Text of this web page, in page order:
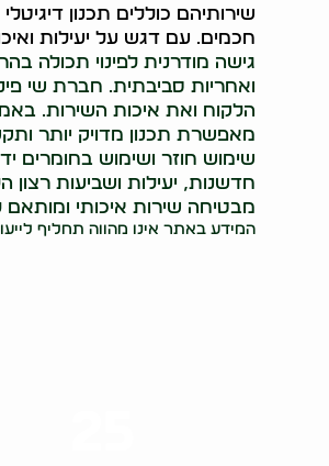
שירותיהם כוללים תכנון
חכמים. עם דגש על יעילות
גישה מודרנית לפינוי תכולה
ואחריות סביבתית. חברת שי
הלקוח ואת איכות השירות.
מאפשרת תכנון מדויק יותר
שימוש חוזר ושימוש בחומרים
חדשנות, יעילות ושביעות
מבטיחה שירות איכותי ומותאם
המידע באתר אינו מהווה תחליף